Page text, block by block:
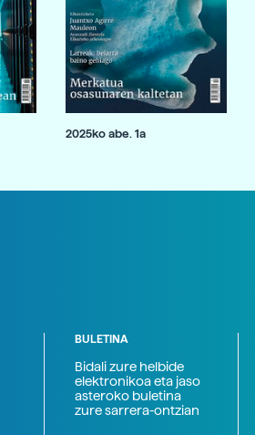
2025ko abe. 1a
BULETINA
Bidali zure helbide
elektronikoa eta jaso
asteroko buletina
zure sarrera-ontzian